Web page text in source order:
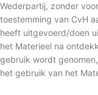
Wederpartij, zonder
toestemming van CvH
heeft uitgevoerd/doen
het Materieel na
gebruik wordt
het gebruik van het